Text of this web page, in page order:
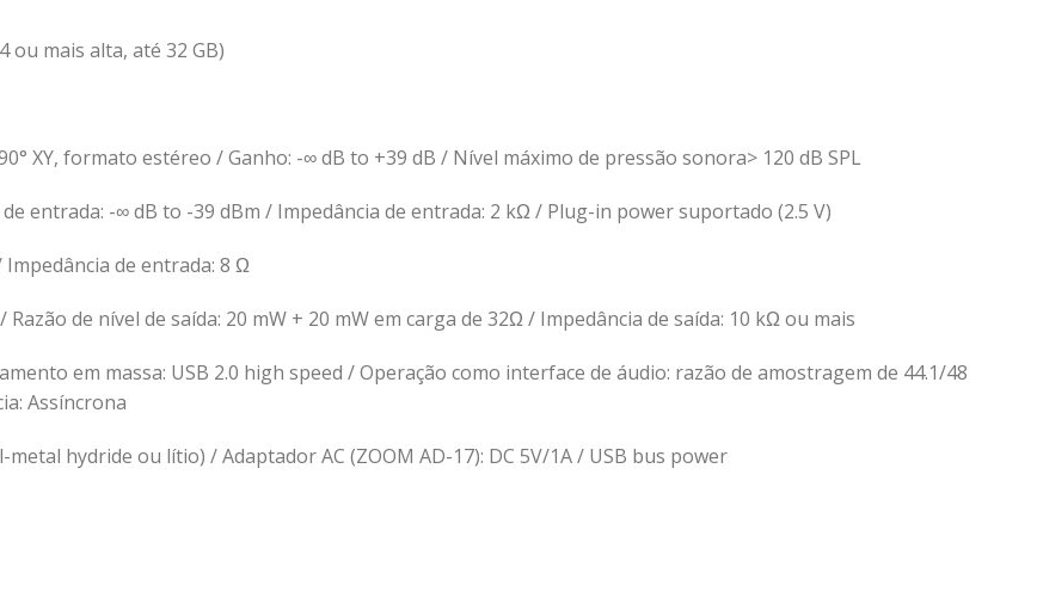
ou mais alta, até 32 GB)
XY, formato estéreo / Ganho: -∞ dB to +39 dB / Nível máximo de pressão sonora> 120 dB SPL
entrada: -∞ dB to -39 dBm / Impedância de entrada: 2 kΩ / Plug-in power suportado (2.5 V)
de entrada: 8 Ω
de nível de saída: 20 mW + 20 mW em carga de 32Ω / Impedância de saída: 10 kΩ ou mais
em massa: USB 2.0 high speed / Operação como interface de áudio: razão de amostragem de 44.1/48
Assíncrona
hydride ou lítio) / Adaptador AC (ZOOM AD-17): DC 5V/1A / USB bus power